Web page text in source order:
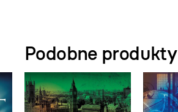
Podobne produkty